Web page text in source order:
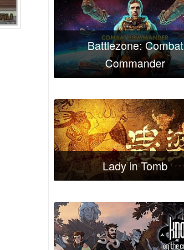
Battlezone: Combat
Commander
Lady in Tomb